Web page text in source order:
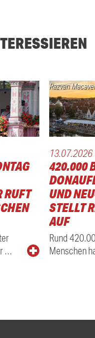
RUFT
…
Razvan Macavei
13.07.2026
420.000
UND
STELLT
AUF
Rund
Menschen